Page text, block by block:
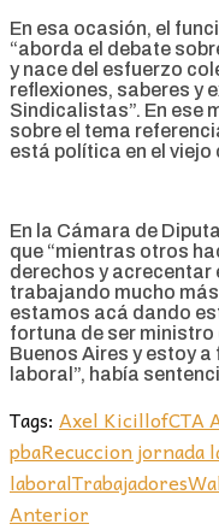
En esa ocasión, el
“aborda el debate
y nace del esfuerzo
reflexiones, saberes y
Sindicalistas”. En ese
sobre el tema
está política en el viejo
En la Cámara de
que “mientras otros
derechos y acrecentar
trabajando mucho
estamos acá dando
fortuna de ser ministro
Buenos Aires y estoy
laboral”, había
Tags: Axel KicillofCTA
pbaRecuccion jornada
laboralTrabajadores
Anterior